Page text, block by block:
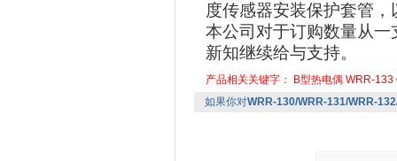
度传感器安装保护套管
本公司对于订购数量从
新知继续给与支持。
产品相关关键字： B型热电偶 WRR-133
如果你对WRR-130/WRR-131/WRR-